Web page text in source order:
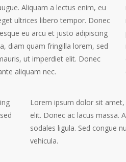
Aliquam a lectus enim, eu
ultrices libero tempor. Donec
eu arcu et justo adipiscing
diam quam fringilla lorem, sed
ut imperdiet elit. Donec
aliquam nec.
Lorem ipsum dolor sit
elit. Donec ac lacus massa.
sodales ligula. Sed congue
vehicula.